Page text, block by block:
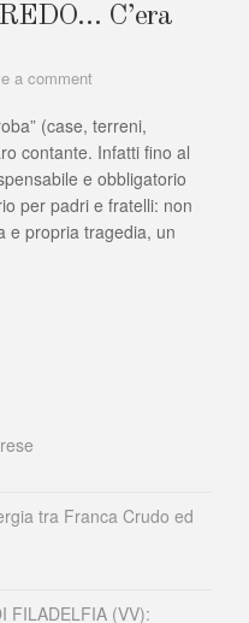
C’era
a comment
DOTE
E
IL
CORREDO…
una
(case, terreni,
contante. Infatti fino al
e obbligatorio
per padri e fratelli: non
e propria tragedia, un
tra Franca Crudo ed
FILADELFIA (VV):